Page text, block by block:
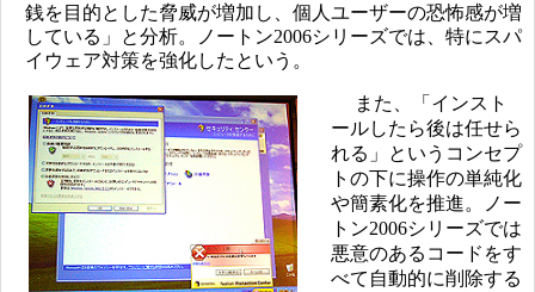
銭を目的とした脅威が増加し、個人ユーザーの恐怖感が増
している」と分析。ノートン2006シリーズでは、特にスパ
イウェア対策を強化したという。
また、「インスト
ールしたら後は任せら
れる」というコンセプ
トの下に操作の単純化
や簡素化を推進。ノー
トン2006シリーズでは
悪意のあるコードをす
べて自動的に削除する